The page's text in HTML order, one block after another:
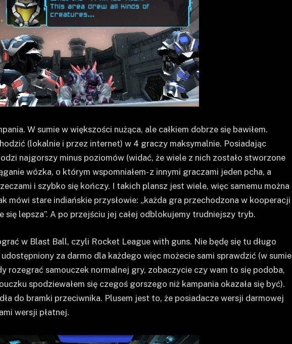
W sumie w większości nużąca, ale całkiem dobrze się bawiłem.
(lokalnie i przez internet) w 4 graczy maksymalnie. Posiadając
najgorszy minus poziomów (widać, że wiele z nich zostało stworzone
wózka, o którym wspomniałem- z innymi graczami jeden pcha, a
i szybko się kończy. I takich plansz jest wiele, więc samemu można
mówi stare indiańskie przysłowie: „każda gra przechodzona w kooperacji
się lepsza”. A po przejściu jej całej odblokujemy trudniejszy tryb.
w Blast Ball, czyli Rocket League with guns. Nie będę się tu długo
za darmo dla każdego więc możecie sami sprawdzić (w sumie
rozegrać samouczek normalnej gry, zobaczycie czy wam to się podoba,
spodziewałem się czegoś gorszego niż kampania okazała się być).
do bramki przeciwnika. Plusem jest to, że posiadacze wersji darmowej
wersji płatnej.